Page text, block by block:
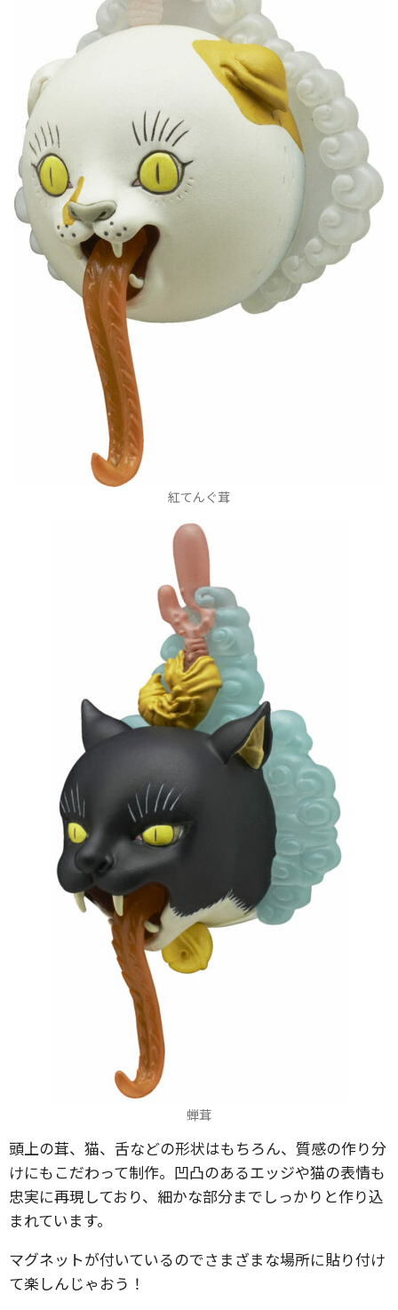
紅てんぐ茸
蝉茸
頭上の茸、猫、舌などの形状はもちろん、質感の作り分
けにもこだわって制作。凹凸のあるエッジや猫の表情も
忠実に再現しており、細かな部分までしっかりと作り込
まれています。
マグネットが付いているのでさまざまな場所に貼り付け
て楽しんじゃおう！